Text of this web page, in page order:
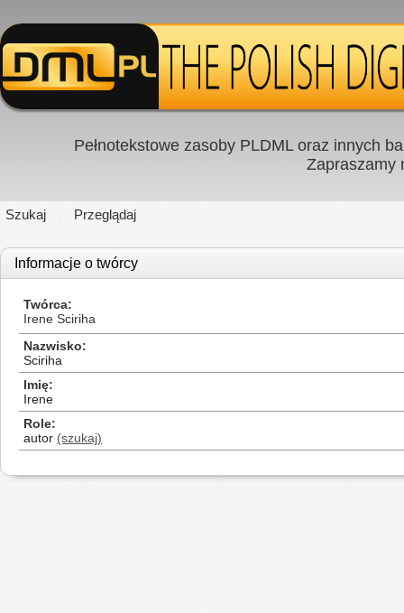
Pełnotekstowe zasoby PLDML oraz innych
Zapraszamy
Szukaj Przeglądaj
Informacje o twórcy
Twórca
Irene Sciriha
Nazwisko
Sciriha
Imię
Irene
Role
autor (szukaj)